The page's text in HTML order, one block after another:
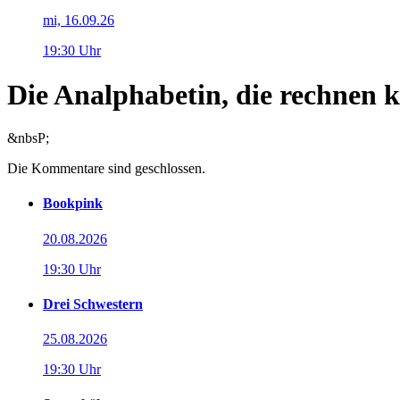
mi, 16.09.26
19:30 Uhr
Die Analphabetin, die rechnen
&nbsP;
Die Kommentare sind geschlossen.
Bookpink
20.08.2026
19:30 Uhr
Drei Schwestern
25.08.2026
19:30 Uhr